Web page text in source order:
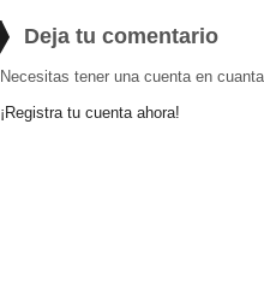
Deja tu comentario
Necesitas tener una cuenta en
¡Registra tu cuenta ahora!